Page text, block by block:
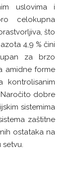
uslovima i
celokupna
što
4,9 % čini
za brzo
amidne forme
dobre
sistemima
zaštitne
ostataka na
setvu.